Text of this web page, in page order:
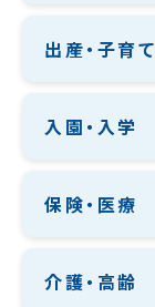
出産・子育て
入園・入学
保険・医療
介護・高齢